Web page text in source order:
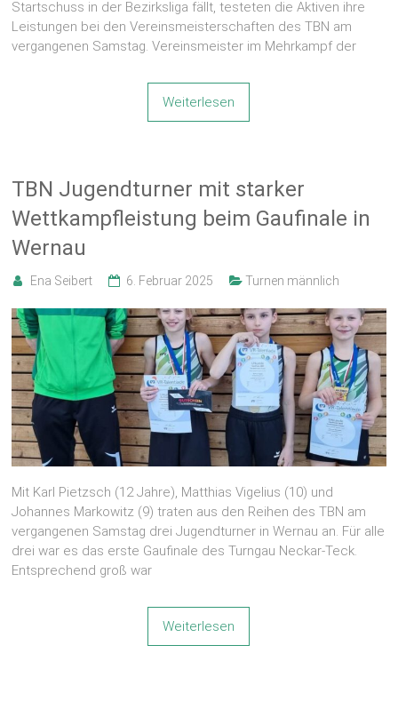
Startschuss in der Bezirksliga fällt, testeten die Aktiven ihre
Leistungen bei den Vereinsmeisterschaften des TBN am
vergangenen Samstag. Vereinsmeister im Mehrkampf der
Weiterlesen
TBN Jugendturner mit starker
Wettkampfleistung beim Gaufinale in
Wernau
Ena Seibert 6. Februar 2025 Turnen männlich
Mit Karl Pietzsch (12 Jahre), Matthias Vigelius (10) und
Johannes Markowitz (9) traten aus den Reihen des TBN am
vergangenen Samstag drei Jugendturner in Wernau an. Für alle
drei war es das erste Gaufinale des Turngau Neckar-Teck.
Entsprechend groß war
Weiterlesen